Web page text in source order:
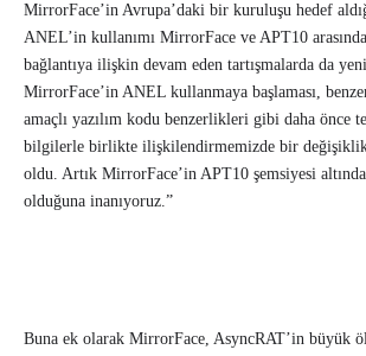
MirrorFace’in Avrupa’daki bir kuruluşu hedef
ANEL’in kullanımı MirrorFace ve APT10
bağlantıya ilişkin devam eden tartışmalarda da
MirrorFace’in ANEL kullanmaya başlaması,
amaçlı yazılım kodu benzerlikleri gibi daha önce
bilgilerle birlikte ilişkilendirmemizde bir değişiklik
oldu. Artık MirrorFace’in APT10 şemsiyesi
olduğuna inanıyoruz.”
Buna ek olarak MirrorFace, AsyncRAT’in büyük